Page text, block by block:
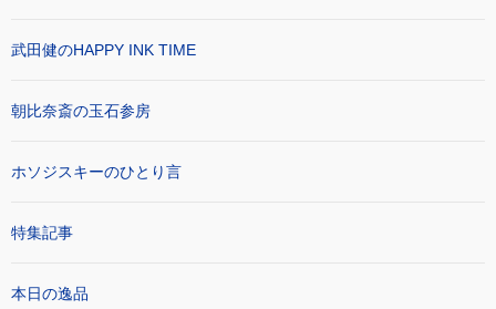
武田健のHAPPY INK TIME
朝比奈斎の玉石参房
ホソジスキーのひとり言
特集記事
本日の逸品